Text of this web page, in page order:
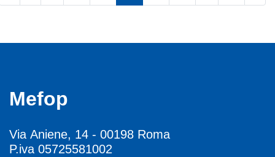
Mefop
Via Aniene, 14 - 00198 Roma
P.iva 05725581002